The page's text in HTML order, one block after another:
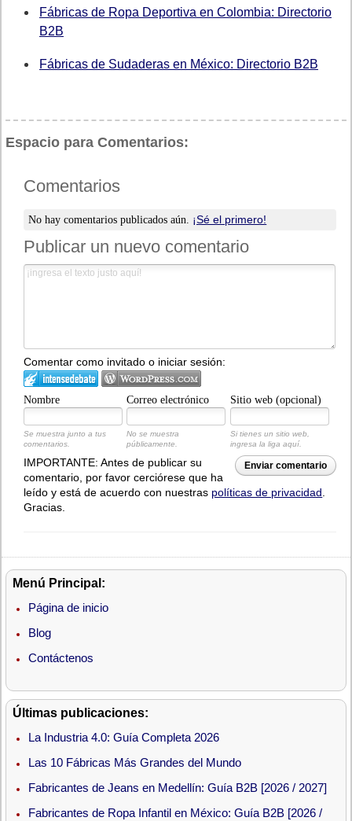
Fábricas de Ropa Deportiva en Colombia: Directorio
B2B
Fábricas de Sudaderas en México: Directorio B2B
Espacio para Comentarios:
Comentarios
No hay comentarios publicados aún. ¡Sé el primero!
Publicar un nuevo comentario
Comentar como invitado o iniciar sesión:
Nombre Correo electrónico Sitio web (opcional)
Se muestra junto a tus
comentarios.
No se muestra
públicamente.
Si tienes un sitio web,
ingresa la liga aquí.
Enviar comentario
IMPORTANTE: Antes de publicar su
comentario, por favor cerciórese que ha
leído y está de acuerdo con nuestras políticas de privacidad
Gracias.
Menú Principal:
Página de inicio
Blog
Contáctenos
Últimas publicaciones:
La Industria 4.0: Guía Completa 2026
Las 10 Fábricas Más Grandes del Mundo
Fabricantes de Jeans en Medellín: Guía B2B [2026 / 2027]
Fabricantes de Ropa Infantil en México: Guía B2B [2026 /